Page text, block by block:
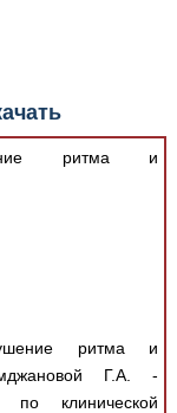
ритма и
ритма и
Г.А. -
по клинической